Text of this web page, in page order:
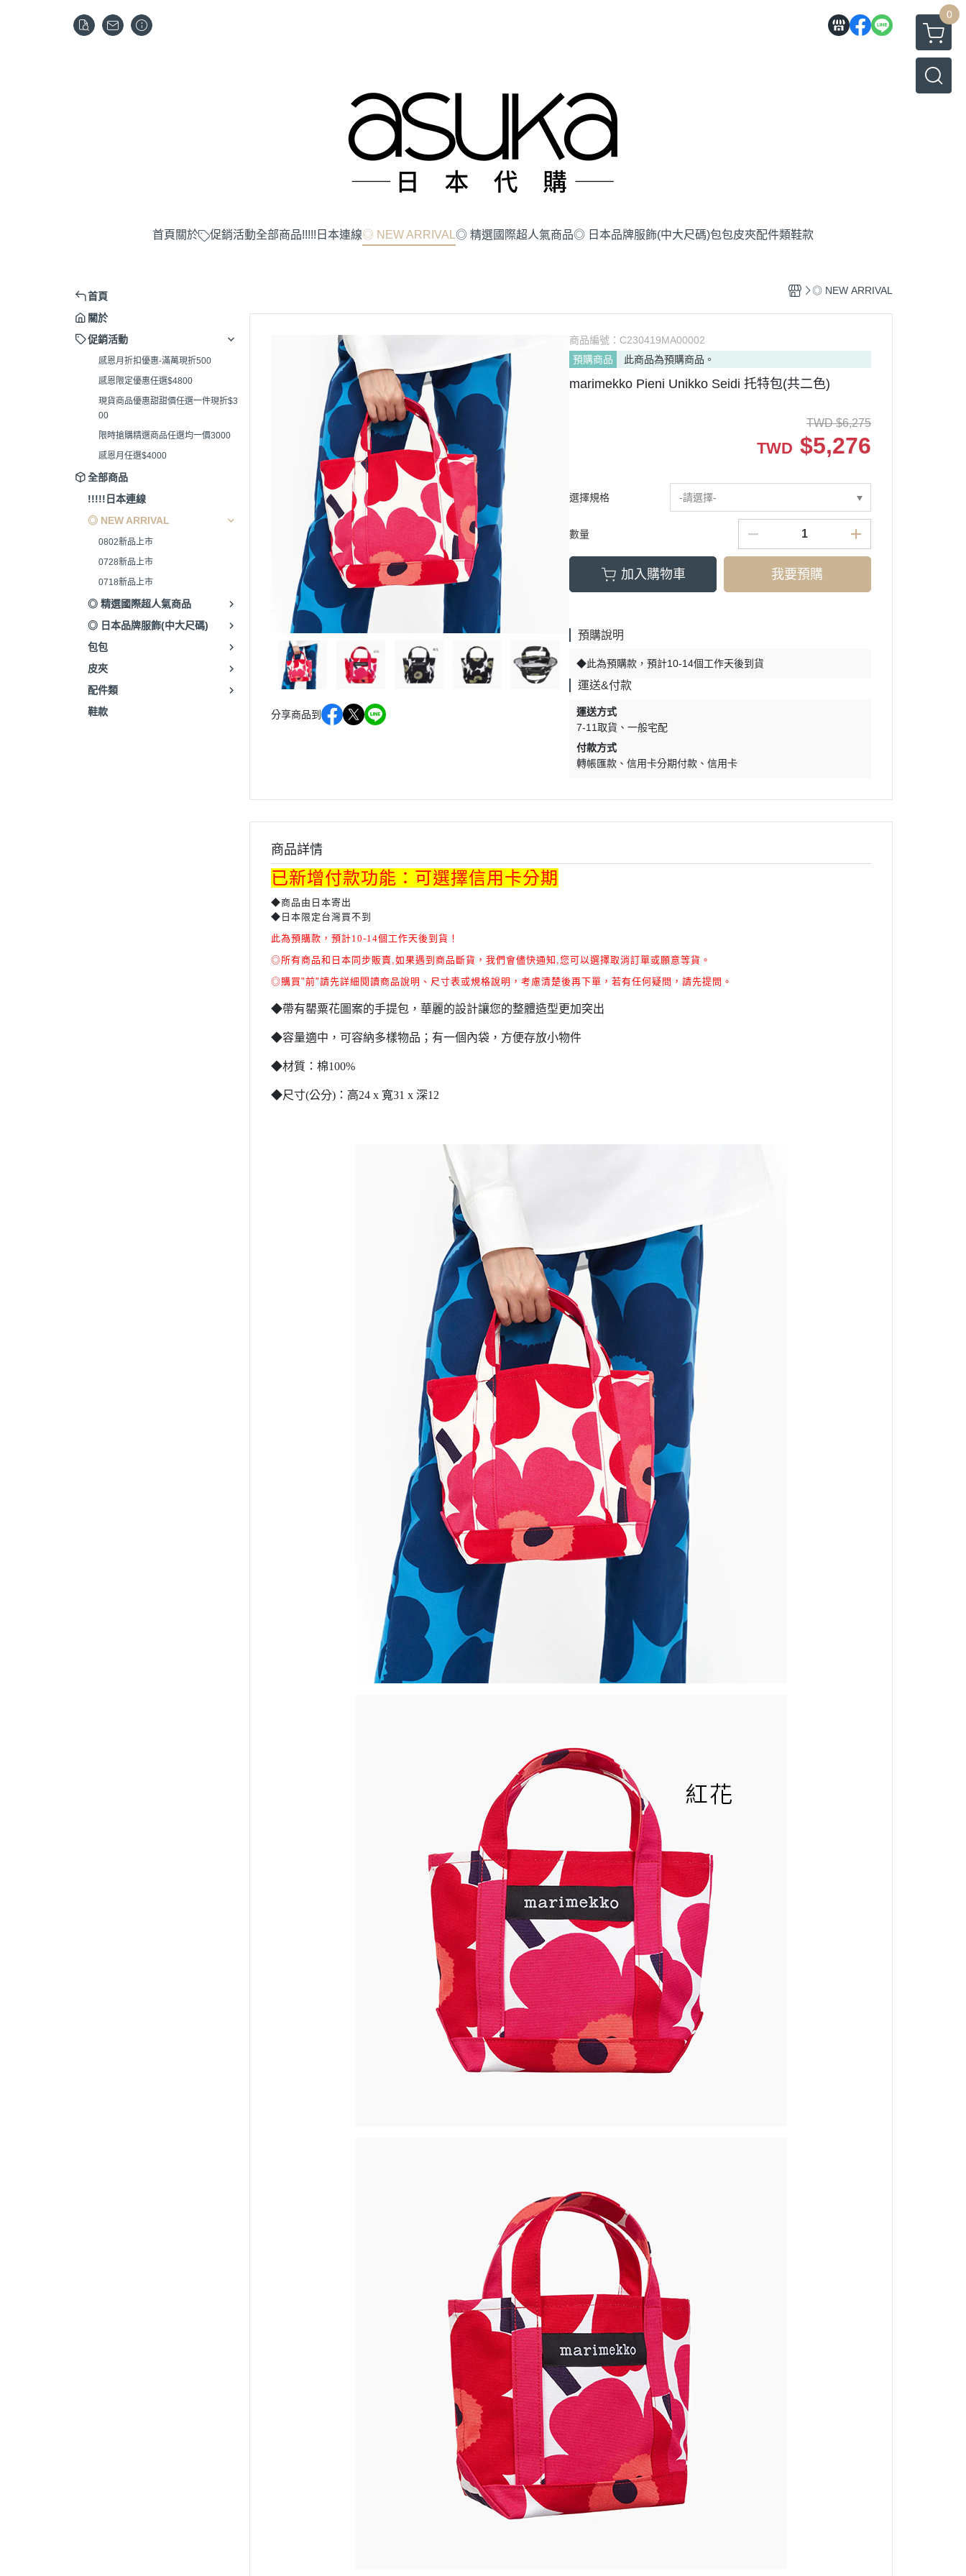
0
首頁 關於 促銷活動全部商品!!!!!日本連線◎ NEW ARRIVAL◎ 精選國際超人氣商品◎ 日本品牌服飾(中大尺碼)包包皮夾配件類鞋款
首頁
關於
促銷活動
感恩月折扣優惠-滿萬現折500
感恩限定優惠任選$4800
現貨商品優惠甜甜價任選一件現折$3
00
限時搶購精選商品任選均一價3000
感恩月任選$4000
全部商品
!!!!!日本連線
◎ NEW ARRIVAL
0802新品上市
0728新品上市
0718新品上市
◎ 精選國際超人氣商品
◎ 日本品牌服飾(中大尺碼)
包包
皮夾
配件類
鞋款
◎ NEW ARRIVAL
分享商品到
商品編號： C230419MA00002
預購商品
此商品為預購商品。
marimekko Pieni Unikko Seidi 托特包(共二色)
TWD $6,275
TWD $5,276
選擇規格 -請選擇-
數量
加入購物車 我要預購
預購說明
◆此為預購款，預計10-14個工作天後到貨
運送&付款
運送方式
7-11取貨
一般宅配
付款方式
轉帳匯款
信用卡分期付款 信用卡
商品詳情
已新增付款功能：可選擇信用卡分期
◆商品由日本寄出
◆日本限定台灣買不到
此為預購款，預計10-14個工作天後到貨！
◎所有商品和日本同步販賣,如果遇到商品斷貨，我們會儘快通知,您可以選擇取消訂單或願意等貨。
◎購買"前"請先詳細閱讀商品說明、尺寸表或規格說明，考慮清楚後再下單， 若有任何疑問，請先提問。
◆帶有罌粟花圖案的手提包，華麗的設計讓您的整體造型更加突出
◆容量適中，可容納多樣物品；有一個內袋，方便存放小物件
◆材質：棉100%
◆尺寸(公分)：高24 x 寬31 x 深12